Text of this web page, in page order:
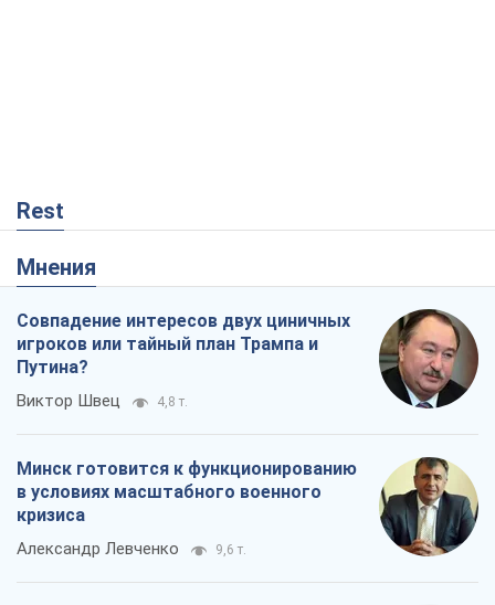
Rest
Мнения
Совпадение интересов двух циничных
игроков или тайный план Трампа и
Путина?
Виктор Швец 4,8 т.
Минск готовится к функционированию
в условиях масштабного военного
кризиса
Александр Левченко 9,6 т.